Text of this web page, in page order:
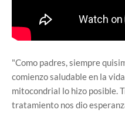
"Como padres, siempre
comienzo saludable en la
mitocondrial lo hizo posible.
tratamiento nos dio